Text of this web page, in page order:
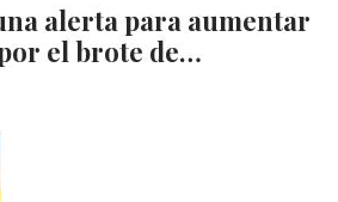
alerta para aumentar
el brote de…